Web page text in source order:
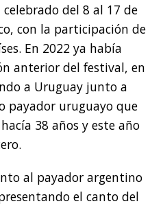
del 8 al 17 de
con la participación de
En 2022 ya había
anterior del festival, en
a Uruguay junto a
payador uruguayo que
38 años y este año
al payador argentino
el canto del